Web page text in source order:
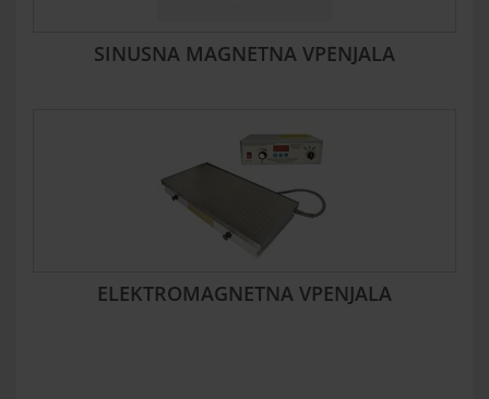
SINUSNA MAGNETNA VPENJALA
ELEKTROMAGNETNA VPENJALA